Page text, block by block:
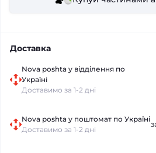
Доставка
Nova poshta у відділення по
Україні
Доставимо за 1-2 дні
Nova poshta у поштомат по Україні
Доставимо за 1-2 дні